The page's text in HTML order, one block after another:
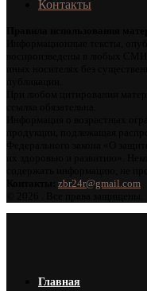
Контакты
zbr24r@gmail.com
Главная